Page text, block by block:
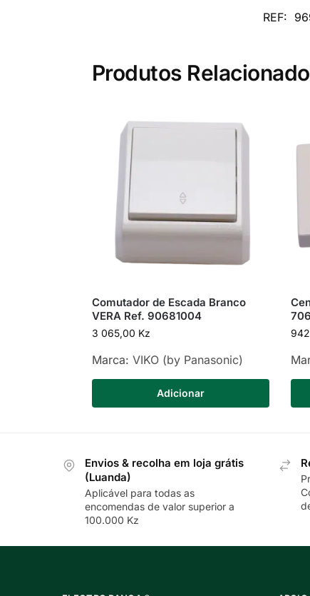
REF:
Produtos
Comutador de Escada Branco
VERA Ref. 90681004
3 065,00 Kz
Marca: VIKO (by Panasonic)
Adicionar
Envios & recolha em loja grátis
(Luanda)
Aplicável para todas as
encomendas de valor superior a
100.000 Kz